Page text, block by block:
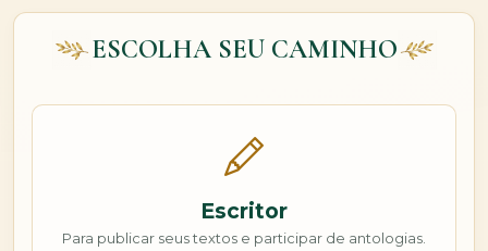
ESCOLHA SEU CAMINHO
Escritor
Para publicar seus textos e participar de antologias.